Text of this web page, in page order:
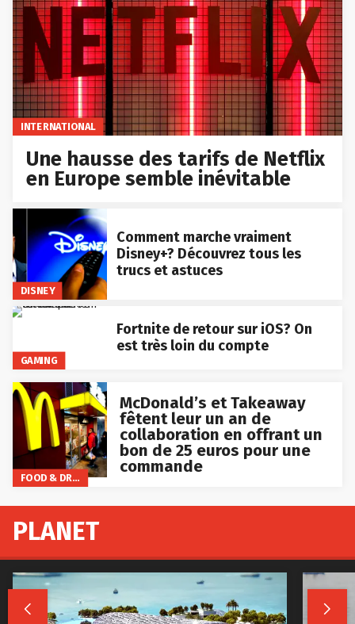
INTERNATIONAL
Une hausse des tarifs de Netflix
en Europe semble inévitable
DISNEY
Comment marche vraiment
Disney+? Découvrez tous les
trucs et astuces
GAMING
Fortnite de retour sur iOS? On
est très loin du compte
FOOD & DRINKS
McDonald’s et Takeaway
fêtent leur un an de
collaboration en offrant un
bon de 25 euros pour une
commande
PLANET
 